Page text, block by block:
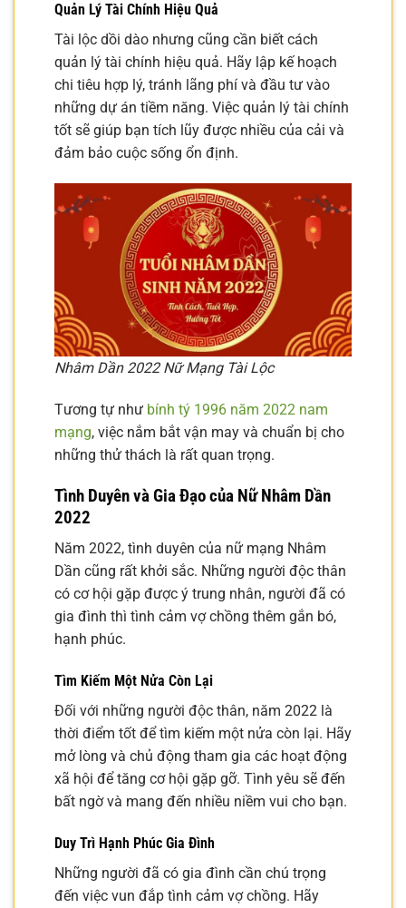
Quản Lý Tài Chính Hiệu Quả
Tài lộc dồi dào nhưng cũng cần biết cách
quản lý tài chính hiệu quả. Hãy lập kế hoạch
chi tiêu hợp lý, tránh lãng phí và đầu tư vào
những dự án tiềm năng. Việc quản lý tài chính
tốt sẽ giúp bạn tích lũy được nhiều của cải và
đảm bảo cuộc sống ổn định.
Nhâm Dần 2022 Nữ Mạng Tài Lộc
Tương tự như bính tý 1996 năm 2022 nam
mạng, việc nắm bắt vận may và chuẩn bị cho
những thử thách là rất quan trọng.
Tình Duyên và Gia Đạo của Nữ Nhâm Dần
2022
Năm 2022, tình duyên của nữ mạng Nhâm
Dần cũng rất khởi sắc. Những người độc thân
có cơ hội gặp được ý trung nhân, người đã có
gia đình thì tình cảm vợ chồng thêm gắn bó,
hạnh phúc.
Tìm Kiếm Một Nửa Còn Lại
Đối với những người độc thân, năm 2022 là
thời điểm tốt để tìm kiếm một nửa còn lại. Hãy
mở lòng và chủ động tham gia các hoạt động
xã hội để tăng cơ hội gặp gỡ. Tình yêu sẽ đến
bất ngờ và mang đến nhiều niềm vui cho bạn.
Duy Trì Hạnh Phúc Gia Đình
Những người đã có gia đình cần chú trọng
đến việc vun đắp tình cảm vợ chồng. Hãy